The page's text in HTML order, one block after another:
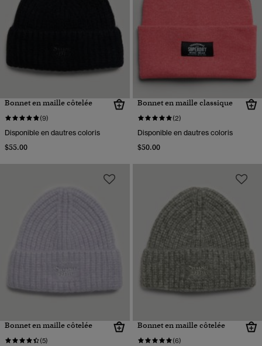
Bonnet en maille côtelée
(9)
Disponible en dautres coloris
$55.00
Bonnet en maille classique
(2)
Disponible en dautres coloris
$50.00
Bonnet en maille côtelée
(5)
Bonnet en maille côtelée
(6)